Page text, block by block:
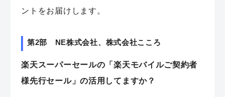
ントをお届けします。
第2部 NE株式会社、株式会社こころ
楽天スーパーセールの「楽天モバイルご契約者
様先行セール」の活用してますか？